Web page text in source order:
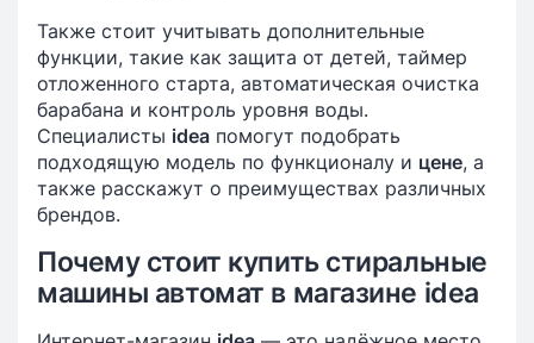
Также стоит учитывать дополнительные
функции, такие как защита от детей, таймер
отложенного старта, автоматическая очистка
барабана и контроль уровня воды.
Специалисты idea помогут подобрать
подходящую модель по функционалу и цене, а
также расскажут о преимуществах различных
брендов.
Почему стоит купить стиральные
машины автомат в магазине idea